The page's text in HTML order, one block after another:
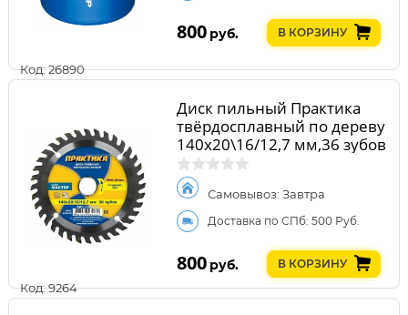
Код: 26890
800 руб. В КОРЗИНУ
Код: 9264
Диск пильный Практика
твёрдосплавный по дереву
140х20\16/12,7 мм,36 зубов
Самовывоз: Завтра
Доставка по СПб: 500 Руб.
800 руб. В КОРЗИНУ